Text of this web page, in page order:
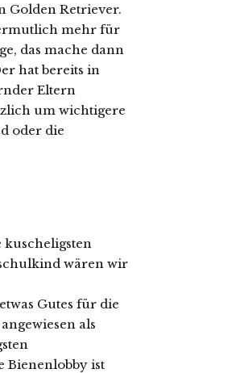
Golden Retriever.
mehr für
das mache dann
hat bereits in
Eltern
um wichtigere
oder die
wären wir
Gutes für die
als
Bienenlobby ist